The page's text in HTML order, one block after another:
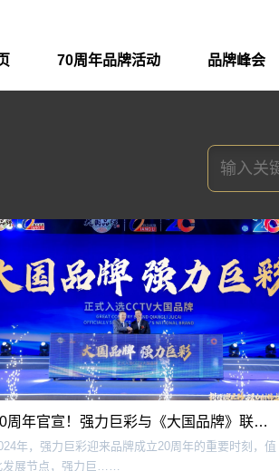
70周年品牌活动 品牌峰会
20周年官宣！强力巨彩与《大国品牌》联合共启新征程！
年，强力巨彩迎来品牌成立20周年的重要时刻，值
发展节点，强力巨……